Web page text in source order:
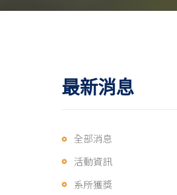
最新消息
全部消息
活動資訊
系所獲獎